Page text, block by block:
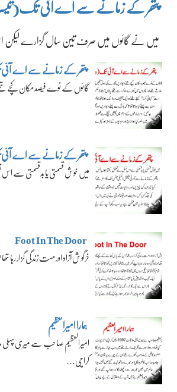
پتھر کے زمانے سے اے آئی
میں نے گائوں میں صرف تین سال گزارے
پتھر کے زمانے سے اے
گائوں کے نوے فیصد مکان کچے
پتھر کے زمانے سے اے
میں خوش قسمتی یا بدقسمتی سے
Foot In The Door
خرگوش آزاد اور مست زندگی گزار
ہمارا امیرالعظیم
کراچی…